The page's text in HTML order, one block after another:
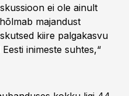
ei ole ainult
majandust
kiire palgakasvu
inimeste suhtes,“